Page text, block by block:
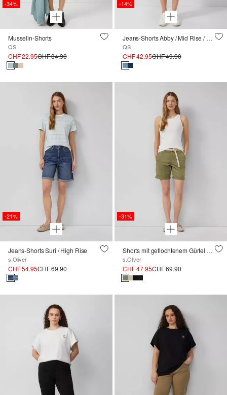
-34%
Musselin-Shorts
QS
CHF 22.95CHF 34.90
-14%
Jeans-Shorts Abby / Mid Rise / Relaxed Fit
QS
CHF 42.95CHF 49.90
-21%
Jeans-Shorts Suri / High Rise
s.Oliver
CHF 54.95CHF 69.90
-31%
Shorts mit geflochtenem Gürtel und Garment Dye
s.Oliver
CHF 47.95CHF 69.90